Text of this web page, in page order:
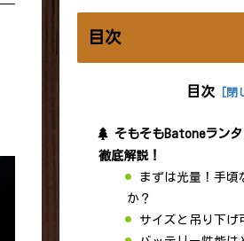
目次
目次
そもそもBatoneラン
徹底解説！
まずは光量！手頃
か？
サイズと吊り下げ